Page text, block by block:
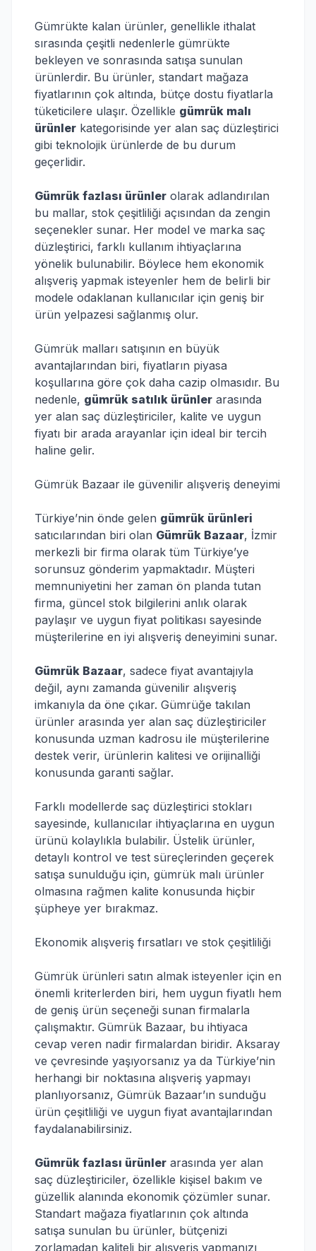
Gümrükte kalan ürünler, genellikle ithalat
sırasında çeşitli nedenlerle gümrükte
bekleyen ve sonrasında satışa sunulan
ürünlerdir. Bu ürünler, standart mağaza
fiyatlarının çok altında, bütçe dostu fiyatlarla
tüketicilere ulaşır. Özellikle gümrük malı
ürünler kategorisinde yer alan saç düzleştirici
gibi teknolojik ürünlerde de bu durum
geçerlidir.
Gümrük fazlası ürünler olarak adlandırılan
bu mallar, stok çeşitliliği açısından da zengin
seçenekler sunar. Her model ve marka saç
düzleştirici, farklı kullanım ihtiyaçlarına
yönelik bulunabilir. Böylece hem ekonomik
alışveriş yapmak isteyenler hem de belirli bir
modele odaklanan kullanıcılar için geniş bir
ürün yelpazesi sağlanmış olur.
Gümrük malları satışının en büyük
avantajlarından biri, fiyatların piyasa
koşullarına göre çok daha cazip olmasıdır. Bu
nedenle, gümrük satılık ürünler arasında
yer alan saç düzleştiriciler, kalite ve uygun
fiyatı bir arada arayanlar için ideal bir tercih
haline gelir.
Gümrük Bazaar ile güvenilir alışveriş deneyimi
Türkiye’nin önde gelen gümrük ürünleri
satıcılarından biri olan Gümrük Bazaar, İzmir
merkezli bir firma olarak tüm Türkiye’ye
sorunsuz gönderim yapmaktadır. Müşteri
memnuniyetini her zaman ön planda tutan
firma, güncel stok bilgilerini anlık olarak
paylaşır ve uygun fiyat politikası sayesinde
müşterilerine en iyi alışveriş deneyimini sunar.
Gümrük Bazaar, sadece fiyat avantajıyla
değil, aynı zamanda güvenilir alışveriş
imkanıyla da öne çıkar. Gümrüğe takılan
ürünler arasında yer alan saç düzleştiriciler
konusunda uzman kadrosu ile müşterilerine
destek verir, ürünlerin kalitesi ve orijinalliği
konusunda garanti sağlar.
Farklı modellerde saç düzleştirici stokları
sayesinde, kullanıcılar ihtiyaçlarına en uygun
ürünü kolaylıkla bulabilir. Üstelik ürünler,
detaylı kontrol ve test süreçlerinden geçerek
satışa sunulduğu için, gümrük malı ürünler
olmasına rağmen kalite konusunda hiçbir
şüpheye yer bırakmaz.
Ekonomik alışveriş fırsatları ve stok çeşitliliği
Gümrük ürünleri satın almak isteyenler için en
önemli kriterlerden biri, hem uygun fiyatlı hem
de geniş ürün seçeneği sunan firmalarla
çalışmaktır. Gümrük Bazaar, bu ihtiyaca
cevap veren nadir firmalardan biridir. Aksaray
ve çevresinde yaşıyorsanız ya da Türkiye’nin
herhangi bir noktasına alışveriş yapmayı
planlıyorsanız, Gümrük Bazaar’ın sunduğu
ürün çeşitliliği ve uygun fiyat avantajlarından
faydalanabilirsiniz.
Gümrük fazlası ürünler arasında yer alan
saç düzleştiriciler, özellikle kişisel bakım ve
güzellik alanında ekonomik çözümler sunar.
Standart mağaza fiyatlarının çok altında
satışa sunulan bu ürünler, bütçenizi
zorlamadan kaliteli bir alışveriş yapmanızı